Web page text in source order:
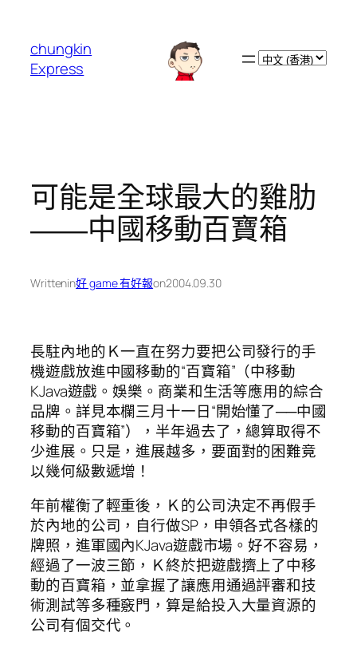
chungkin
Express
Choose
可能是全球最大的雞肋
――中國移動百寶箱
Writtenin好 game 有好報on2004.09.30
長駐內地的Ｋ一直在努力要把公司發行的手
機遊戲放進中國移動的“百寶箱”（中移動
KJava遊戲。娛樂。商業和生活等應用的綜合
品牌。詳見本欄三月十一日“開始懂了──中國
移動的百寶箱”），半年過去了，總算取得不
少進展。只是，進展越多，要面對的困難竟
以幾何級數遞增！
年前權衡了輕重後，Ｋ的公司決定不再假手
於內地的公司，自行做SP，申領各式各樣的
牌照，進軍國內KJava遊戲市場。好不容易，
經過了一波三節，Ｋ終於把遊戲擠上了中移
動的百寶箱，並拿握了讓應用通過評審和技
術測試等多種竅門，算是給投入大量資源的
公司有個交代。